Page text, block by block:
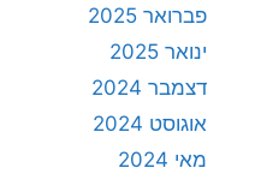
פברואר 2025
ינואר 2025
דצמבר 2024
אוגוסט 2024
מאי 2024